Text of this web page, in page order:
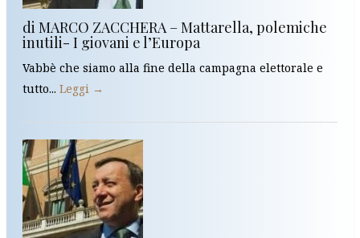
di MARCO ZACCHERA – Mattarella, polemiche
inutili- I giovani e l’Europa
Vabbè che siamo alla fine della campagna elettorale e
tutto... Leggi →